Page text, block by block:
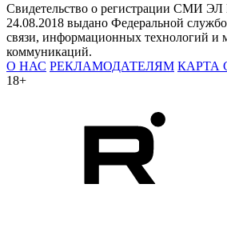
Свидетельство о регистрации СМИ
24.08.2018 выдано Федеральной
связи, информационных технологий и
коммуникаций.
О НАС РЕКЛАМОДАТЕЛЯМ КАРТА
18+